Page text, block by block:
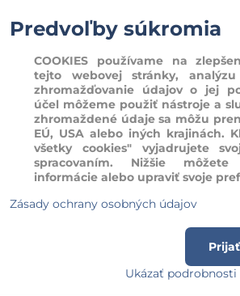
Predvoľby súkromia
COOKIES používame na
tejto webovej stránky,
zhromažďovanie údajov o jej
účel môžeme použiť nástroje a
zhromaždené údaje sa môžu
EÚ, USA alebo iných krajinách.
všetky cookies" vyjadrujete
spracovaním. Nižšie
informácie alebo upraviť svoje
Zásady ochrany osobných údajov
Ukázať podrobnosti